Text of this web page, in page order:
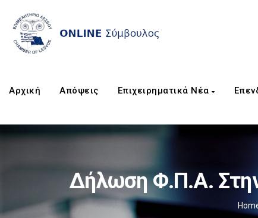
Αρχική Απόψεις Επιχειρηματικά Νέα
Δήλωση Φ.Π.Α.